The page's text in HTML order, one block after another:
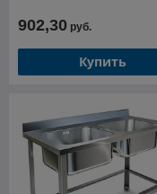
902,30 руб.
Купить